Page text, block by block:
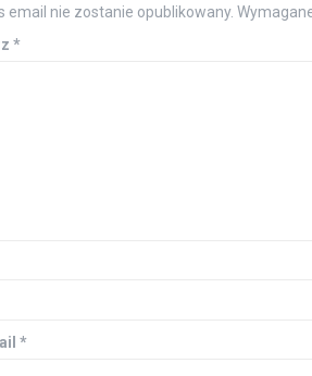
email nie zostanie opublikowany.
*
*